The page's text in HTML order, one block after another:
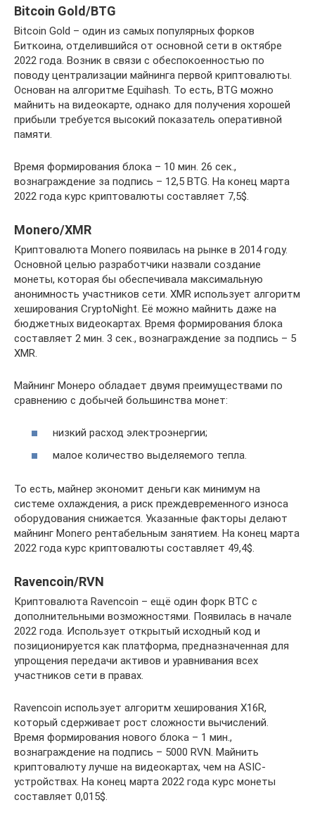
Bitcoin Gold/BTG
Bitcoin Gold – один из самых популярных форков
Биткоина, отделившийся от основной сети в октябре
2022 года. Возник в связи с обеспокоенностью по
поводу централизации майнинга первой криптовалюты.
Основан на алгоритме Equihash. То есть, BTG можно
майнить на видеокарте, однако для получения хорошей
прибыли требуется высокий показатель оперативной
памяти.
Время формирования блока – 10 мин. 26 сек.,
вознаграждение за подпись – 12,5 BTG. На конец марта
2022 года курс криптовалюты составляет 7,5$.
Monero/XMR
Криптовалюта Monero появилась на рынке в 2014 году.
Основной целью разработчики назвали создание
монеты, которая бы обеспечивала максимальную
анонимность участников сети. XMR использует алгоритм
хеширования CryptoNight. Её можно майнить даже на
бюджетных видеокартах. Время формирования блока
составляет 2 мин. 3 сек., вознаграждение за подпись – 5
XMR.
Майнинг Монеро обладает двумя преимуществами по
сравнению с добычей большинства монет:
низкий расход электроэнергии;
малое количество выделяемого тепла.
То есть, майнер экономит деньги как минимум на
системе охлаждения, а риск преждевременного износа
оборудования снижается. Указанные факторы делают
майнинг Monero рентабельным занятием. На конец марта
2022 года курс криптовалюты составляет 49,4$.
Ravencoin/RVN
Криптовалюта Ravencoin – ещё один форк BTC с
дополнительными возможностями. Появилась в начале
2022 года. Использует открытый исходный код и
позиционируется как платформа, предназначенная для
упрощения передачи активов и уравнивания всех
участников сети в правах.
Ravencoin использует алгоритм хеширования X16R,
который сдерживает рост сложности вычислений.
Время формирования нового блока – 1 мин.,
вознаграждение на подпись – 5000 RVN. Майнить
криптовалюту лучше на видеокартах, чем на ASIC-
устройствах. На конец марта 2022 года курс монеты
составляет 0,015$.